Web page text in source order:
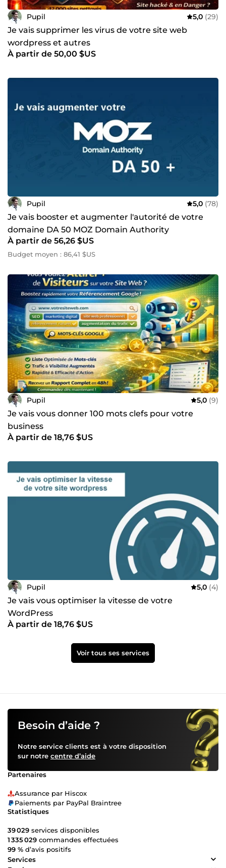
Pupil 5,0 (29)
Je vais supprimer les virus de votre site web
wordpress et autres
À partir de 50,00 $US
Pupil 5,0 (78)
Je vais booster et augmenter l'autorité de votre
domaine DA 50 MOZ Domain Authority
À partir de 56,26 $US
Budget moyen : 86,41 $US
Pupil 5,0 (9)
Je vais vous donner 100 mots clefs pour votre
business
À partir de 18,76 $US
Pupil 5,0 (4)
Je vais vous optimiser la vitesse de votre
WordPress
À partir de 18,76 $US
Voir tous ses services
Besoin d’aide ?
Notre service clients est à votre disposition
sur notre centre d’aide
Partenaires
Assurance par Hiscox
Paiements par PayPal Braintree
Statistiques
39 029 services disponibles
1 335 029 commandes effectuées
99 % d’avis positifs
Services